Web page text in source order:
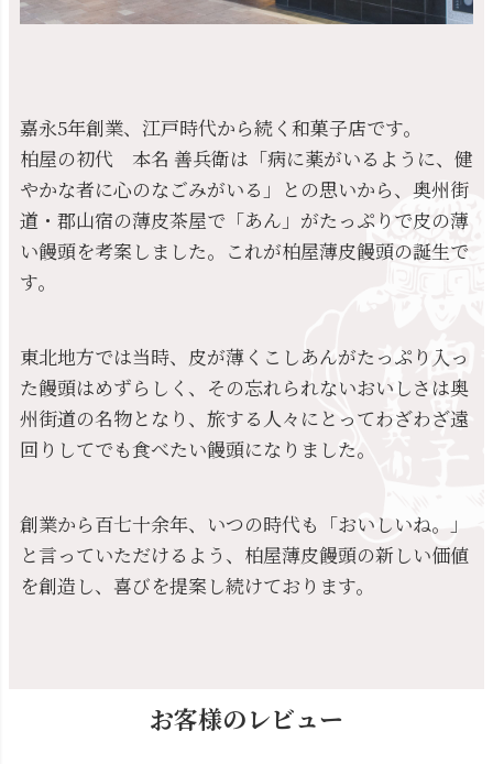
嘉永5年創業、江戸時代から続く和菓子店です。
柏屋の初代 本名 善兵衛は「病に薬がいるように、健
やかな者に心のなごみがいる」との思いから、奥州街
道・郡山宿の薄皮茶屋で「あん」がたっぷりで皮の薄
い饅頭を考案しました。これが柏屋薄皮饅頭の誕生で
す。
東北地方では当時、皮が薄くこしあんがたっぷり入っ
た饅頭はめずらしく、その忘れられないおいしさは奥
州街道の名物となり、旅する人々にとってわざわざ遠
回りしてでも食べたい饅頭になりました。
創業から百七十余年、いつの時代も「おいしいね。」
と言っていただけるよう、柏屋薄皮饅頭の新しい価値
を創造し、喜びを提案し続けております。
お客様のレビュー